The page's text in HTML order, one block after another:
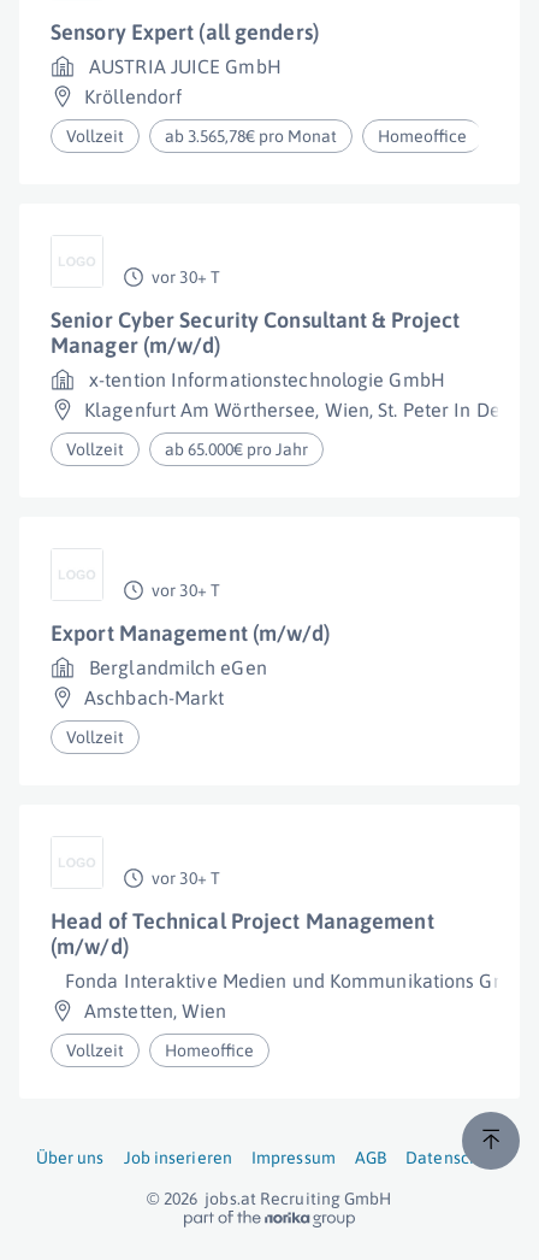
Sensory Expert (all genders)
AUSTRIA JUICE GmbH
Kröllendorf
Vollzeit ab 3.565,78€ pro Monat Homeoffice
vor 30+ T
Senior Cyber Security Consultant & Project
Manager (m/w/d)
x-tention Informationstechnologie GmbH
Klagenfurt Am Wörthersee, Wien,St. Peter In Der Au
Vollzeit ab 65.000€ pro Jahr
vor 30+ T
Export Management (m/w/d)
Berglandmilch eGen
Aschbach-Markt
Vollzeit
vor 30+ T
Head of Technical Project Management
(m/w/d)
Fonda Interaktive Medien und Kommunikations GmbH
Amstetten,Wien
Vollzeit Homeoffice
Über uns Job inserieren Impressum AGB Datenschutz
© 2026 jobs.at Recruiting GmbH